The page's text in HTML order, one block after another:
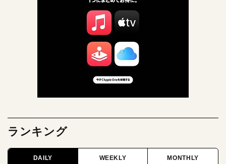
ランキング
DAILY WEEKLY MONTHLY